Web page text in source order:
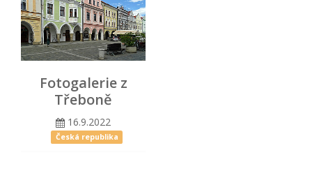
Fotogalerie z
Třeboně
16.9.2022
Česká republika